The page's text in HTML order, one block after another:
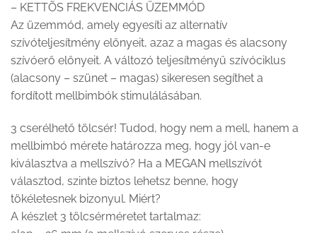
– KETTÕS FREKVENCIÁS ÜZEMMÓD
Az üzemmód, amely egyesíti az alternatív
szívóteljesítmény előnyeit, azaz a magas és alacsony
szívóerő előnyeit. A változó teljesítményű szívóciklus
(alacsony – szünet – magas) sikeresen segíthet a
fordított mellbimbók stimulálásában.
3 cserélhető tölcsér! Tudod, hogy nem a mell, hanem a
mellbimbó mérete határozza meg, hogy jól van-e
kiválasztva a mellszívó? Ha a MEGAN mellszívót
választod, szinte biztos lehetsz benne, hogy
tökéletesnek bizonyul. Miért?
A készlet 3 tölcsérméretet tartalmaz: